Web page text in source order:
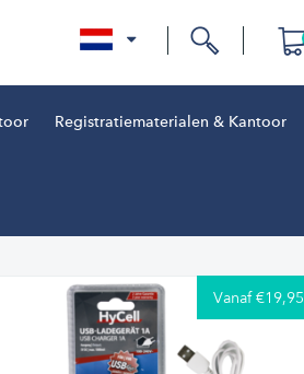
Registratiematerialen & Kantoor
Vanaf €19,95